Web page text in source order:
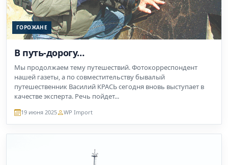
ГОРОЖАНЕ
В путь-дорогу…
Мы продолжаем тему путешествий. Фотокорреспондент
нашей газеты, а по совместительству бывалый
путешественник Василий КРАСЬ сегодня вновь выступает в
качестве эксперта. Речь пойдет...
19 июня 2025 WP Import